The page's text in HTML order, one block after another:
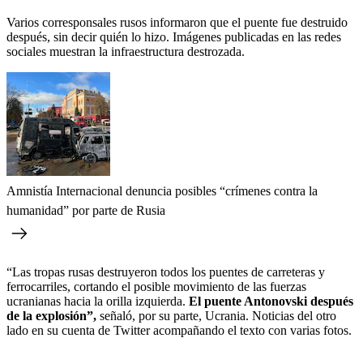
Varios corresponsales rusos informaron que el puente fue destruido
después, sin decir quién lo hizo. Imágenes publicadas en las redes
sociales muestran la infraestructura destrozada.
Amnistía Internacional denuncia posibles “crímenes contra la
humanidad” por parte de Rusia
“Las tropas rusas destruyeron todos los puentes de carreteras y
ferrocarriles, cortando el posible movimiento de las fuerzas
ucranianas hacia la orilla izquierda. El puente Antonovski después
de la explosión”, señaló, por su parte, Ucrania. Noticias del otro
lado en su cuenta de Twitter acompañando el texto con varias fotos.